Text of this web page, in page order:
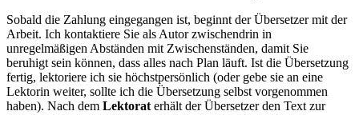
Sobald die Zahlung eingegangen ist, beginnt der Übersetzer mit der
Arbeit. Ich kontaktiere Sie als Autor zwischendrin in
unregelmäßigen Abständen mit Zwischenständen, damit Sie
beruhigt sein können, dass alles nach Plan läuft. Ist die Übersetzung
fertig, lektoriere ich sie höchstpersönlich (oder gebe sie an eine
Lektorin weiter, sollte ich die Übersetzung selbst vorgenommen
haben). Nach dem Lektorat erhält der Übersetzer den Text zur